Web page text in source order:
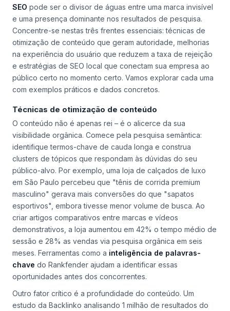
SEO pode ser o divisor de águas entre uma marca invisível
e uma presença dominante nos resultados de pesquisa.
Concentre-se nestas três frentes essenciais: técnicas de
otimização de conteúdo que geram autoridade, melhorias
na experiência do usuário que reduzem a taxa de rejeição
e estratégias de SEO local que conectam sua empresa ao
público certo no momento certo. Vamos explorar cada uma
com exemplos práticos e dados concretos.
Técnicas de otimização de conteúdo
O conteúdo não é apenas rei – é o alicerce da sua
visibilidade orgânica. Comece pela pesquisa semântica:
identifique termos-chave de cauda longa e construa
clusters de tópicos que respondam às dúvidas do seu
público-alvo. Por exemplo, uma loja de calçados de luxo
em São Paulo percebeu que "tênis de corrida premium
masculino" gerava mais conversões do que "sapatos
esportivos", embora tivesse menor volume de busca. Ao
criar artigos comparativos entre marcas e vídeos
demonstrativos, a loja aumentou em 42% o tempo médio de
sessão e 28% as vendas via pesquisa orgânica em seis
meses. Ferramentas como a inteligência de palavras-
chave do Rankfender ajudam a identificar essas
oportunidades antes dos concorrentes.
Outro fator crítico é a profundidade do conteúdo. Um
estudo da Backlinko analisando 1 milhão de resultados do